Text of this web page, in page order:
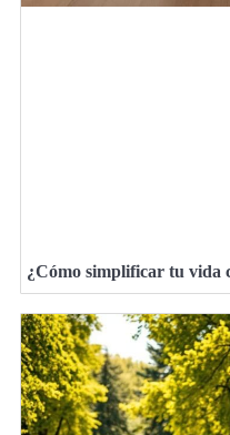
¿Cómo simplificar tu vida